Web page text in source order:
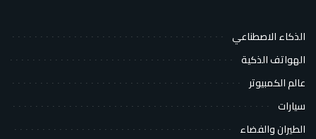
الذكاء الاصطناعي
الهواتف الذكية
عالم الكمبيوتر
سيارات
الطيران والفضاء